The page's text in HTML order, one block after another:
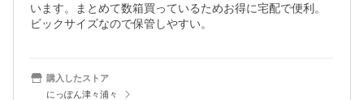
います。まとめて数箱買っているためお得に宅配で便利。
ビックサイズなので保管しやすい。
購入したストア
にっぽん津々浦々